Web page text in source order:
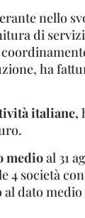
nello
di
ha
italiane,
medioal 31
4 società
dato